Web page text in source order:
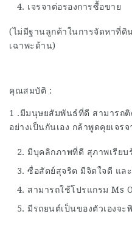
เจรจาต่อรองการซื้อขาย
(ไม่มีฐานลูกค้าในการจัดหาที่
เฉาพะด้าน)
คุณสมบัติ :
1 .มีมนุษยสัมพันธ์ที่ดี สามารถ
อย่างเป็นกันเอง กล้าพูดคุยเจรจ
มีบุคลิกภาพที่ดี สุภาพเรียบ
ซื่อสัตย์สุจริต มีจิตใจดี แล
สามารถใช้โปรแกรม Ms
มีรถยนต์เป็นของตัวเองจะ